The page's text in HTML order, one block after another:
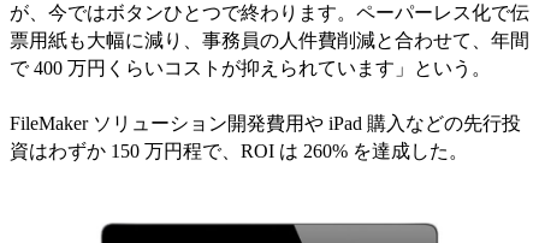
が、今ではボタンひとつで終わります。ペーパーレス化で伝
票用紙も大幅に減り、事務員の人件費削減と合わせて、年間
で 400 万円くらいコストが抑えられています」という。
FileMaker ソリューション開発費用や iPad 購入などの先行投
資はわずか 150 万円程で、ROI は 260% を達成した。